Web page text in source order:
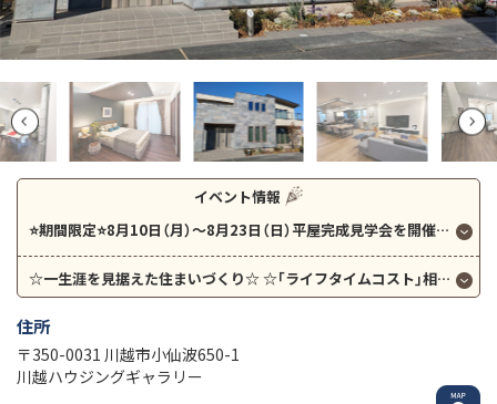
住所
〒350-0031 川越市小仙波650-1
川越ハウジングギャラリー
イベント情報
⭐期間限定⭐8月10日（月）～8月23日（日）平屋完成見学会を開催します！
☆一生涯を見据えた住まいづくり☆☆｢ライフタイムコスト｣相談会☆